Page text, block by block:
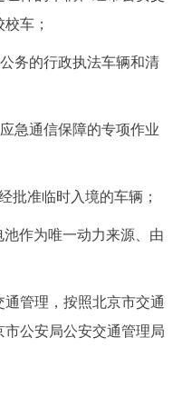
车；
的行政执法车辆和清
通信保障的专项作业
准临时入境的车辆；
作为唯一动力来源、由
管理，按照北京市交通
公安局公安交通管理局